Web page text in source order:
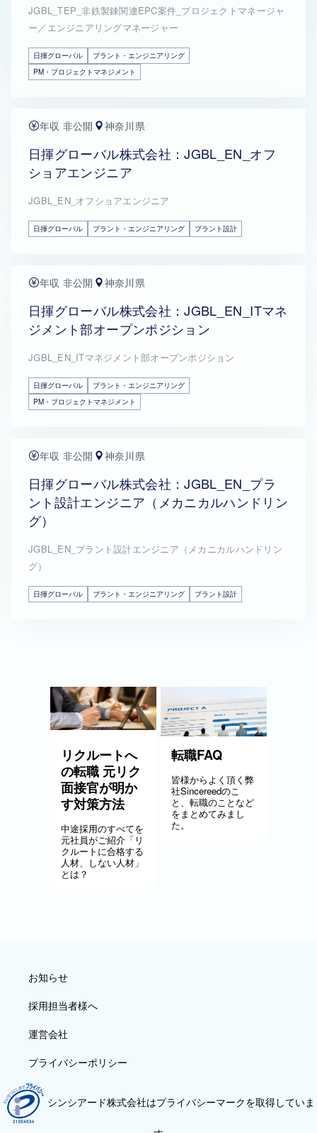
JGBL_TEP_非鉄製錬関連EPC案件_プロジェクトマネージャ
ー／エンジニアリングマネージャー
日揮グローバル
プラント・エンジニアリング
PM・プロジェクトマネジメント
年収 非公開 神奈川県
日揮グローバル株式会社：JGBL_EN_オフ
ショアエンジニア
JGBL_EN_オフショアエンジニア
日揮グローバル プラント・エンジニアリング プラント設計
年収 非公開 神奈川県
日揮グローバル株式会社：JGBL_EN_ITマネ
ジメント部オープンポジション
JGBL_EN_ITマネジメント部オープンポジション
日揮グローバル
プラント・エンジニアリング
PM・プロジェクトマネジメント
年収 非公開 神奈川県
日揮グローバル株式会社：JGBL_EN_プラ
ント設計エンジニア（メカニカルハンドリン
グ）
JGBL_EN_プラント設計エンジニア（メカニカルハンドリン
グ）
日揮グローバル プラント・エンジニアリング プラント設計
リクルートへ
の転職 元リク
面接官が明か
す対策方法
中途採用のすべてを
元社員がご紹介「リ
クルートに合格する
人材、しない人材」
とは？
転職FAQ
皆様からよく頂く弊
社Sincereedのこ
と、転職のことなど
をまとめてみまし
た。
お知らせ
採用担当者様へ
運営会社
プライバシーポリシー
シンシアード株式会社はプライバシーマークを取得していま